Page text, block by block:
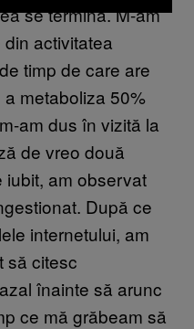
se termina. M-am
activitatea
timp de care are
metaboliza 50%
am dus în vizită la
de vreo două
am observat
După ce
internetului, am
să citesc
înainte să arunc
ce mă grăbeam să